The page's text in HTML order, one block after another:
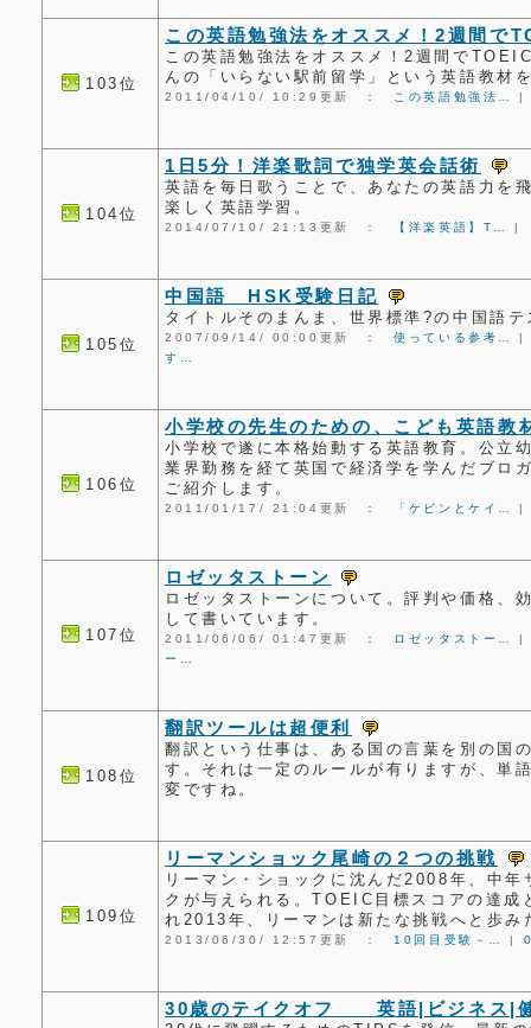
103位
この英語勉強法をオススメ！2週間で
この英語勉強法をオススメ！2週間で
んの「いらない駅前留学」という英語教材
2011/04/10/ 10:29更新 ： この英語勉強法…
104位
1日5分！洋楽歌詞で独学英会話術
英語を毎日歌うことで、あなたの英語力を
楽しく英語学習。
2014/07/10/ 21:13更新 ： 【洋楽英語】T… |
105位
中国語 HSK受験日記
タイトルそのまんま、世界標準?の中国語
2007/09/14/ 00:00更新 ：使っている参考…
す…
106位
小学校の先生のための、こども英語教
小学校で遂に本格始動する英語教育。公立
業界勤務を経て英国で経済学を学んだブロ
ご紹介します。
2011/01/17/ 21:04更新 ： 「ケビンとケイ…
107位
ロゼッタストーン
ロゼッタストーンについて。評判や価格、
して書いています。
2011/06/06/ 01:47更新 ： ロゼッタストー…
ー…
108位
翻訳ツールは超便利
翻訳という仕事は、ある国の言葉を別の国
す。それは一定のルールが有りますが、単
変ですね。
109位
リーマンショック尾崎の２つの挑戦
リーマン・ショックに沈んだ2008年、中
クが与えられる。TOEIC目標スコアの達成
れ2013年、リーマンは新たな挑戦へと歩み
2013/06/30/ 12:57更新 ： 10回目受験－… |
30歳のテイクオフ 英語|ビジネス|